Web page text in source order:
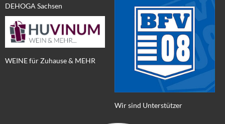
DEHOGA Sachsen
WEINE für Zuhause & MEHR
Wir sind Unterstützer